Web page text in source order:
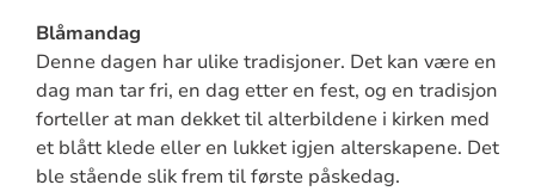
Blåmandag
Denne dagen har ulike tradisjoner. Det kan være en
dag man tar fri, en dag etter en fest, og en tradisjon
forteller at man dekket til alterbildene i kirken med
et blått klede eller en lukket igjen alterskapene. Det
ble stående slik frem til første påskedag.